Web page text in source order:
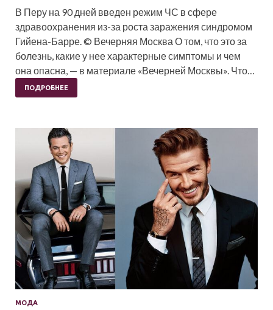
В Перу на 90 дней введен режим ЧС в сфере
здравоохранения из-за роста заражения синдромом
Гийена-Барре. © Вечерняя Москва О том, что это за
болезнь, какие у нее характерные симптомы и чем
она опасна, — в материале «Вечерней Москвы». Что…
ПОДРОБНЕЕ
МОДА